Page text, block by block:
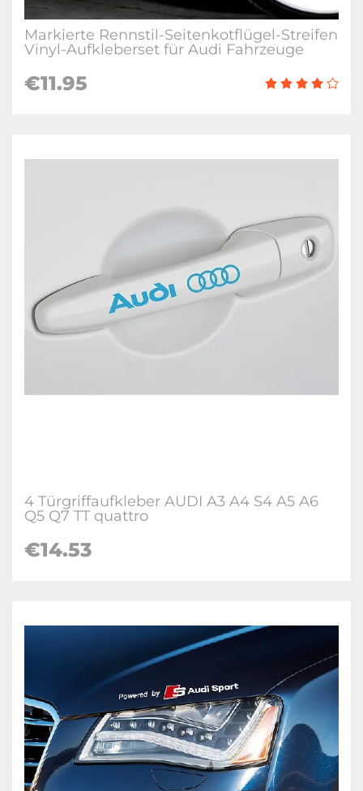
Markierte Rennstil-Seitenkotflügel-Streifen
Vinyl-Aufkleberset für Audi Fahrzeuge
€11.95
4 Türgriffaufkleber AUDI A3 A4 S4 A5 A6
Q5 Q7 TT quattro
€14.53